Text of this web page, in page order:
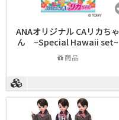
ANAオリジナル CAリカちゃ
ん ~Special Hawaii set~
商品